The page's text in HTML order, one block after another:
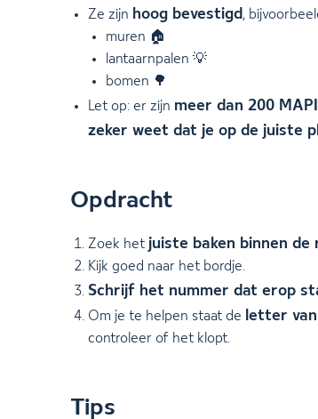
Ze zijn hoog bevestigd,
muren 🏠
lantaarnpalen 💡
bomen 🌳
Let op: er zijn meer dan 200
zeker weet dat je op de juiste
Opdracht
Zoek het juiste baken binnen de
Kijk goed naar het bordje.
Schrijf het nummer dat erop
Om je te helpen staat de letter
controleer of het klopt.
Tips